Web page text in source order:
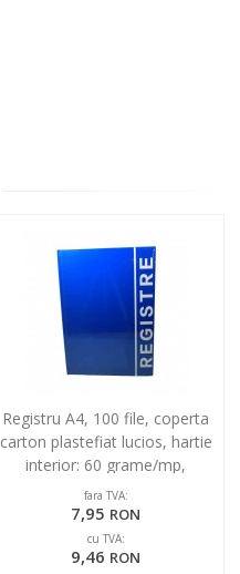
Registru A4, 100 file, coperta
carton plastefiat lucios, hartie
interior: 60 grame/mp,
matematica
fara TVA:
7,95 RON
cu TVA:
9,46 RON